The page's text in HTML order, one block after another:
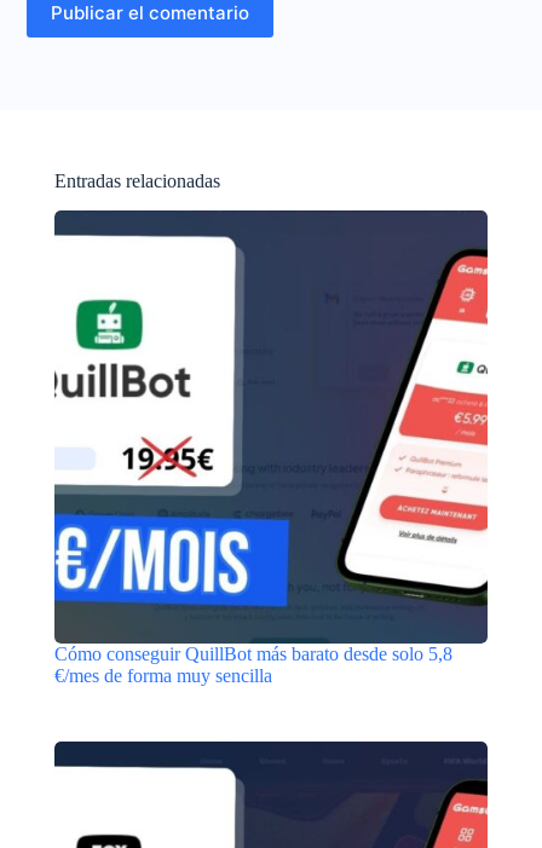
Publicar el comentario
Entradas relacionadas
Cómo conseguir QuillBot más barato desde solo 5,8
€/mes de forma muy sencilla